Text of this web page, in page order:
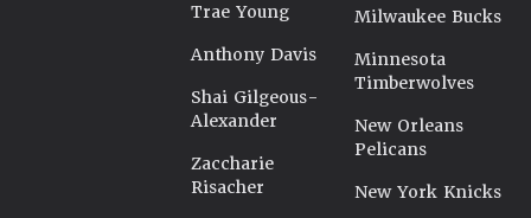
Trae Young
Anthony Davis
Shai Gilgeous-
Alexander
Zaccharie
Risacher
Milwaukee Bucks
Minnesota
Timberwolves
New Orleans
Pelicans
New York Knicks